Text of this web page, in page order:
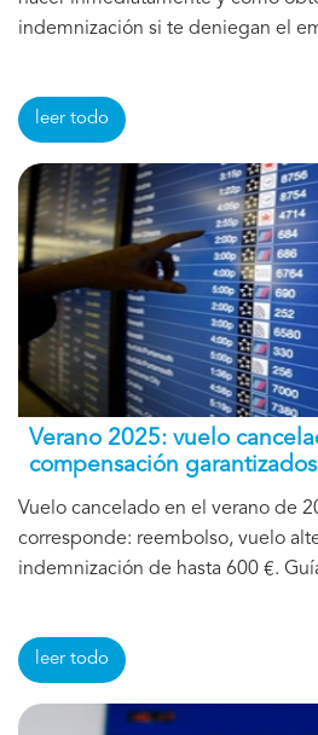
indemnización si te deniegan el
leer todo
Verano 2025: vuelo
compensación garantizados
Vuelo cancelado en el verano de
corresponde: reembolso, vuelo
indemnización de hasta 600 €.
leer todo